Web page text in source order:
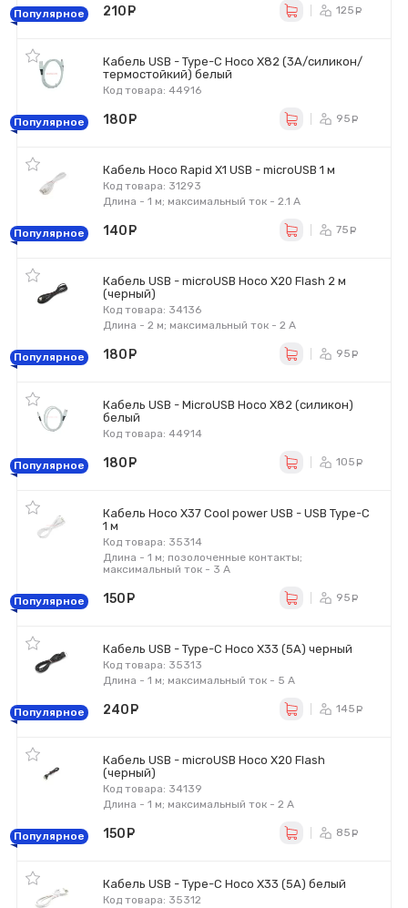
Популярное 210 125
Кабель USB - Type-C Hoco X82 (3A/силикон/
термостойкий) белый
Код товара: 44916
Популярное 180 95
Кабель Hoco Rapid X1 USB - microUSB 1 м
Код товара: 31293
Длина - 1 м; максимальный ток - 2.1 А
Популярное 140 75
Кабель USB - microUSB Hoco X20 Flash 2 м
(черный)
Код товара: 34136
Длина - 2 м; максимальный ток - 2 А
Популярное 180 95
Кабель USB - MicroUSB Hoco X82 (силикон)
белый
Код товара: 44914
Популярное 180 105
Кабель Hoco X37 Cool power USB - USB Type-C
1 м
Код товара: 35314
Длина - 1 м; позолоченные контакты;
максимальный ток - 3 А
Популярное 150 95
Кабель USB - Type-C Hoco X33 (5A) черный
Код товара: 35313
Длина - 1 м; максимальный ток - 5 А
Популярное 240 145
Кабель USB - microUSB Hoco X20 Flash
(черный)
Код товара: 34139
Длина - 1 м; максимальный ток - 2 А
Популярное 150 85
Кабель USB - Type-C Hoco X33 (5A) белый
Код товара: 35312